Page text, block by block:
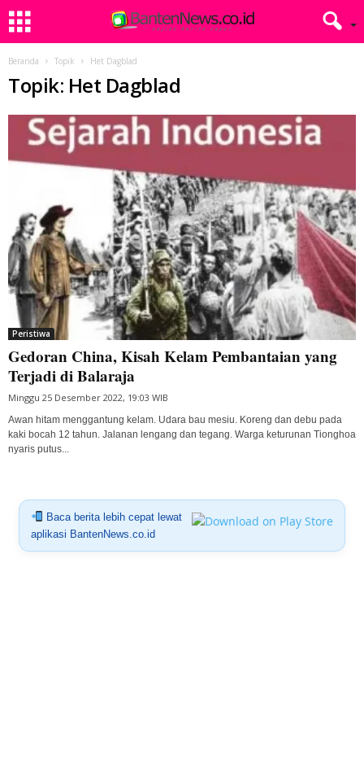
Beranda Topik Het Dagblad
Topik: Het Dagblad
Peristiwa
Gedoran China, Kisah Kelam Pembantaian yang
Terjadi di Balaraja
Minggu 25 Desember 2022, 19:03 WIB
Awan hitam menggantung kelam. Udara bau mesiu. Koreng dan debu pada
kaki bocah 12 tahun. Jalanan lengang dan tegang. Warga keturunan Tionghoa
nyaris putus...
Baca berita lebih cepat lewat
aplikasi BantenNews.co.id